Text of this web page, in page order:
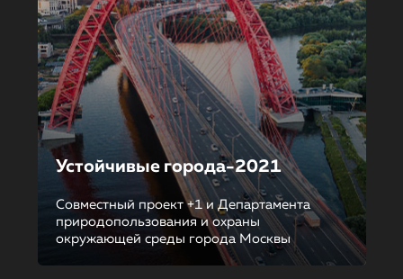
Устойчивые города-2021
Совместный проект +1 и Департамента
природопользования и охраны
окружающей среды города Москвы